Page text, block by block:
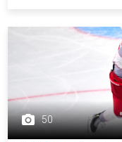
50